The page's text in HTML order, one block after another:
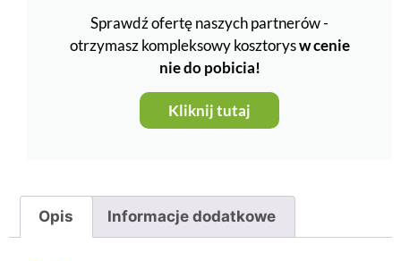
Sprawdź ofertę naszych partnerów -
otrzymasz kompleksowy kosztorysw cenie
nie do pobicia!
Kliknij tutaj
Opis Informacje dodatkowe